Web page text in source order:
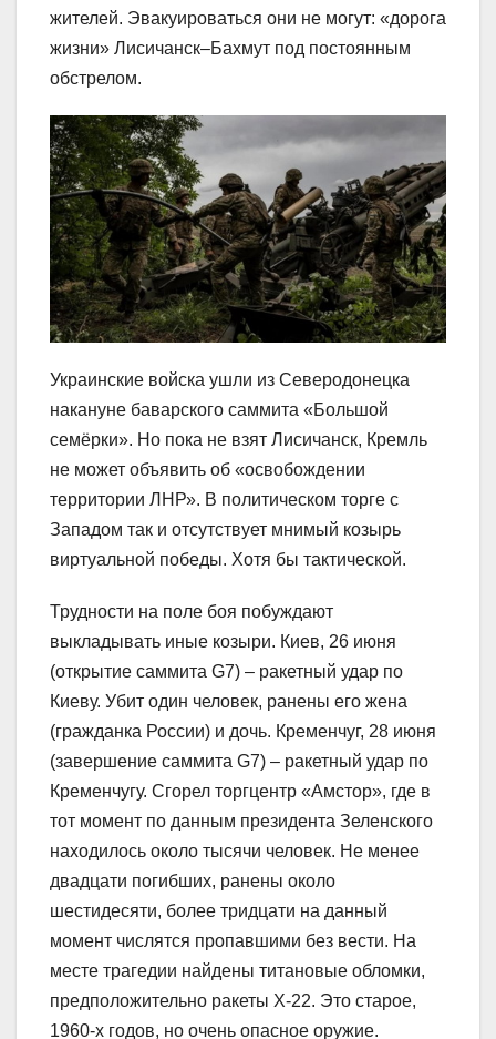
жителей. Эвакуироваться они не могут: «дорога
жизни» Лисичанск–Бахмут под постоянным
обстрелом.
Украинские войска ушли из Северодонецка
накануне баварского саммита «Большой
семёрки». Но пока не взят Лисичанск, Кремль
не может объявить об «освобождении
территории ЛНР». В политическом торге с
Западом так и отсутствует мнимый козырь
виртуальной победы. Хотя бы тактической.
Трудности на поле боя побуждают
выкладывать иные козыри. Киев, 26 июня
(открытие саммита G7) – ракетный удар по
Киеву. Убит один человек, ранены его жена
(гражданка России) и дочь. Кременчуг, 28 июня
(завершение саммита G7) – ракетный удар по
Кременчугу. Сгорел торгцентр «Амстор», где в
тот момент по данным президента Зеленского
находилось около тысячи человек. Не менее
двадцати погибших, ранены около
шестидесяти, более тридцати на данный
момент числятся пропавшими без вести. На
месте трагедии найдены титановые обломки,
предположительно ракеты Х-22. Это старое,
1960-х годов, но очень опасное оружие.